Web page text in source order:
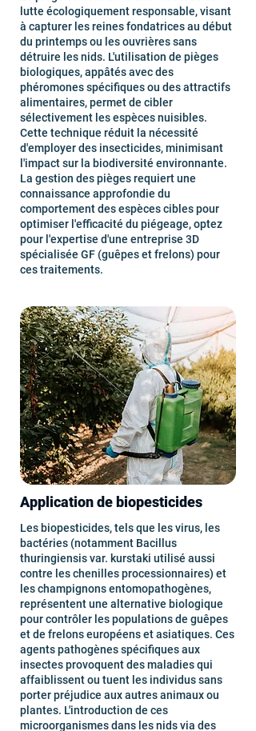
lutte écologiquement responsable, visant
à capturer les reines fondatrices au début
du printemps ou les ouvrières sans
détruire les nids. L'utilisation de pièges
biologiques, appâtés avec des
phéromones spécifiques ou des attractifs
alimentaires, permet de cibler
sélectivement les espèces nuisibles.
Cette technique réduit la nécessité
d'employer des insecticides, minimisant
l'impact sur la biodiversité environnante.
La gestion des pièges requiert une
connaissance approfondie du
comportement des espèces cibles pour
optimiser l'efficacité du piégeage, optez
pour l'expertise d'une entreprise 3D
spécialisée GF (guêpes et frelons) pour
ces traitements.
Application de biopesticides
Les biopesticides, tels que les virus, les
bactéries (notamment Bacillus
thuringiensis var. kurstaki utilisé aussi
contre les chenilles processionnaires) et
les champignons entomopathogènes,
représentent une alternative biologique
pour contrôler les populations de guêpes
et de frelons européens et asiatiques. Ces
agents pathogènes spécifiques aux
insectes provoquent des maladies qui
affaiblissent ou tuent les individus sans
porter préjudice aux autres animaux ou
plantes. L'introduction de ces
microorganismes dans les nids via des